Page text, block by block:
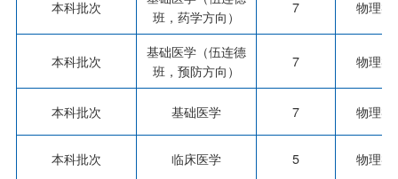
本科批次
班，药学方向）
7 物理类
本科批次
基础医学（伍连德
班，预防方向）
7 物理类
本科批次 基础医学 7 物理类
本科批次 临床医学 5 物理类